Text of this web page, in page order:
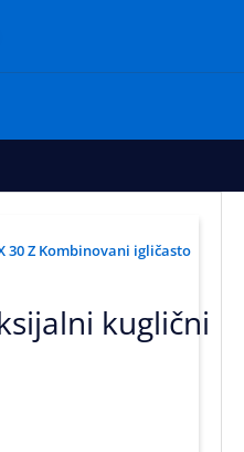
30 Z Kombinovani igličasto
kuglični